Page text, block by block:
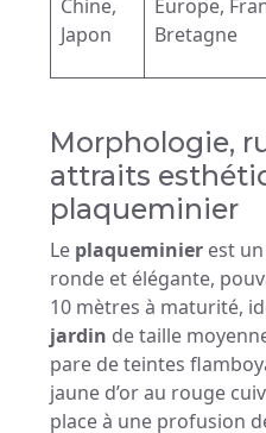
Chine,
Japon
Europe,
Bretagne
Morphologie,
attraits
plaqueminier
Le plaqueminier est un
ronde et élégante,
10 mètres à maturité,
jardin de taille
pare de teintes
jaune d’or au rouge
place à une profusion